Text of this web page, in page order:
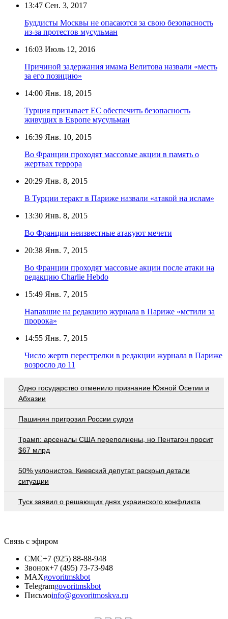
13:47 Сен. 3, 2017
Буддисты Москвы не опасаются за свою безопасность
из-за протестов мусульман
16:03 Июль 12, 2016
Причиной задержания имама Велитова назвали «месть
за его позицию»
14:00 Янв. 18, 2015
Турция призывает ЕC обеспечить безопасность
живущих в Европе мусульман
16:39 Янв. 10, 2015
Во Франции проходят массовые акции в память о
жертвах террора
20:29 Янв. 8, 2015
В Турции теракт в Париже назвали «атакой на ислам»
13:30 Янв. 8, 2015
Во Франции неизвестные атакуют мечети
20:38 Янв. 7, 2015
Во Франции проходят массовые акции после атаки на
редакцию Charlie Hebdo
15:49 Янв. 7, 2015
Напавшие на редакцию журнала в Париже «мстили за
пророка»
14:55 Янв. 7, 2015
Число жертв перестрелки в редакции журнала в Париже
возросло до 11
Одно государство отменило признание Южной Осетии и
Абхазии
Пашинян пригрозил России судом
Трамп: арсеналы США переполнены, но Пентагон просит
$67 млрд
50% уклонистов. Киевский депутат раскрыл детали
ситуации
Туск заявил о решающих днях украинского конфликта
Связь с эфиром
СМС+7 (925) 88-88-948
Звонок+7 (495) 73-73-948
MAXgovoritmskbot
Telegramgovoritmskbot
Письмоinfo@govoritmoskva.ru